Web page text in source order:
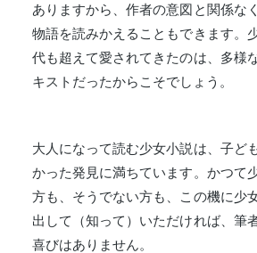
ありますから、作者の意図と関係な
物語を読みかえることもできます。
代も超えて愛されてきたのは、多様
キストだったからこそでしょう。
大人になって読む少女小説は、子ど
かった発見に満ちています。かつて
方も、そうでない方も、この機に少
出して（知って）いただければ、筆
喜びはありません。